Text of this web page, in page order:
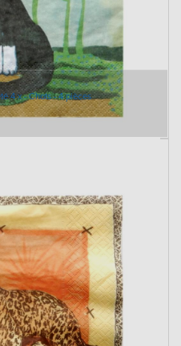
4 x - Chats - 4 pièces